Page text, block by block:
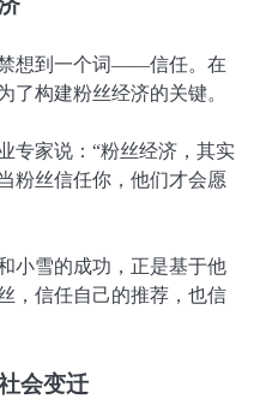
想到一个词——信任。在
了构建粉丝经济的关键。
专家说：“粉丝经济，其实
粉丝信任你，他们才会愿
小雪的成功，正是基于他
，信任自己的推荐，也信
会变迁